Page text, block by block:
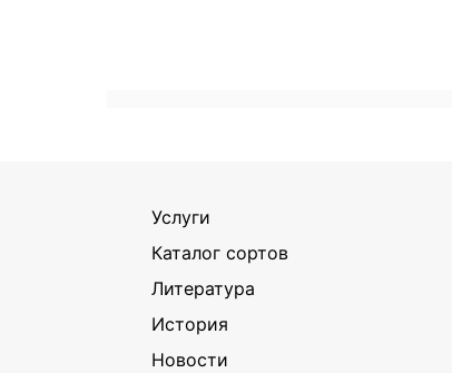
Услуги
Каталог сортов
Литература
История
Новости